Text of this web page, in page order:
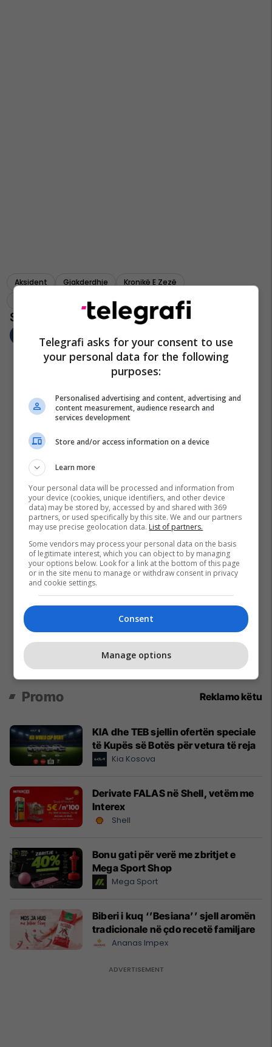
Aksident Gjakderdhje
Kronikë E Zezë
Autostrada Tetovë-Shkup
Promo Reklamo këtu
KIA dhe TEB sjellin ofertën speciale
të Kupës së Botës për vetura të reja
Kia Kosova
Derivate FALAS në Shell, vetëm me
Interex
Shell
Bonu gati për verë me zbritjet e
Mega Sport Shop
Mega Sport
Biberi i kuq ‘’Besiana’’ sjell aromën
tradicionale në çdo recetë familjare
Ananas Impex
Telegrafi asks for your consent to use
your personal data for the following
purposes:
Personalised advertising and content, advertising and
content measurement, audience research and
services development
Store and/or access information on a device
Learn more
Your personal data will be processed and information from
your device (cookies, unique identifiers, and other device
data) may be stored by, accessed by and shared with 369
partners, or used specifically by this site. We and our partners
may use precise geolocation data. List of partners.
Some vendors may process your personal data on the basis
of legitimate interest, which you can object to by managing
your options below. Look for a link at the bottom of this page
or in the site menu to manage or withdraw consent in privacy
and cookie settings.
Consent
Manage options